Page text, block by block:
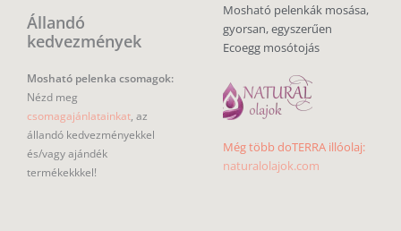
Állandó
kedvezmények
Mosható pelenka csomagok:
Nézd meg
csomagajánlatainkat, az
állandó kedvezményekkel
és/vagy ajándék
termékekkkel!
Mosható pelenkák mosása,
gyorsan, egyszerűen
Ecoegg mosótojás
Még több doTERRA illóolaj:
naturalolajok.com